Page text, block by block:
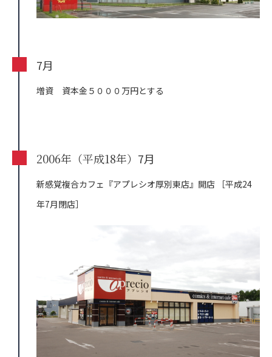
7月
増資 資本金５０００万円とする
2006年（平成18年） 7月
新感覚複合カフェ『アプレシオ厚別東店』開店 ［平成24
年7月閉店］